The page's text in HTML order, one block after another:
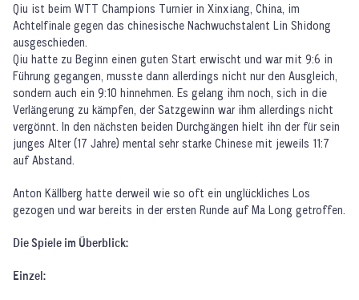
Qiu ist beim WTT Champions Turnier in Xinxiang, China, im
Achtelfinale gegen das chinesische Nachwuchstalent Lin Shidong
ausgeschieden.
Qiu hatte zu Beginn einen guten Start erwischt und war mit 9:6 in
Führung gegangen, musste dann allerdings nicht nur den Ausgleich,
sondern auch ein 9:10 hinnehmen. Es gelang ihm noch, sich in die
Verlängerung zu kämpfen, der Satzgewinn war ihm allerdings nicht
vergönnt. In den nächsten beiden Durchgängen hielt ihn der für sein
junges Alter (17 Jahre) mental sehr starke Chinese mit jeweils 11:7
auf Abstand.
Anton Källberg hatte derweil wie so oft ein unglückliches Los
gezogen und war bereits in der ersten Runde auf Ma Long getroffen.
Die Spiele im Überblick:
Einzel: